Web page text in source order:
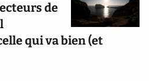
de
qui va bien (et